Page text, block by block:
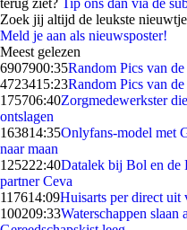
terug ziet? Tip ons dan via de
Zoek jij altijd de leukste
Meld je aan als nieuwsposter!
Meest gelezen
6907900:35Random Pics van
4723415:23Random Pics van
175706:40Zorgmedewerkster
ontslagen
163814:35Onlyfans-model met
naar maan
125222:40Datalek bij Bol en de
partner Ceva
117614:09Huisarts per direct uit
100209:33Waterschappen slaan